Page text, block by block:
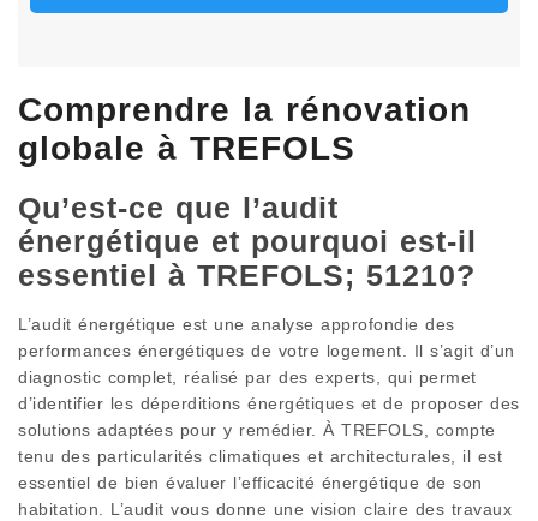
Comprendre la rénovation
globale à TREFOLS
Qu’est-ce que l’audit
énergétique et pourquoi est-il
essentiel à TREFOLS; 51210?
L’audit énergétique est une analyse approfondie des
performances énergétiques de votre logement. Il s’agit d’un
diagnostic complet, réalisé par des experts, qui permet
d’identifier les déperditions énergétiques et de proposer des
solutions adaptées pour y remédier. À TREFOLS, compte
tenu des particularités climatiques et architecturales, il est
essentiel de bien évaluer l’efficacité énergétique de son
habitation. L’audit vous donne une vision claire des travaux